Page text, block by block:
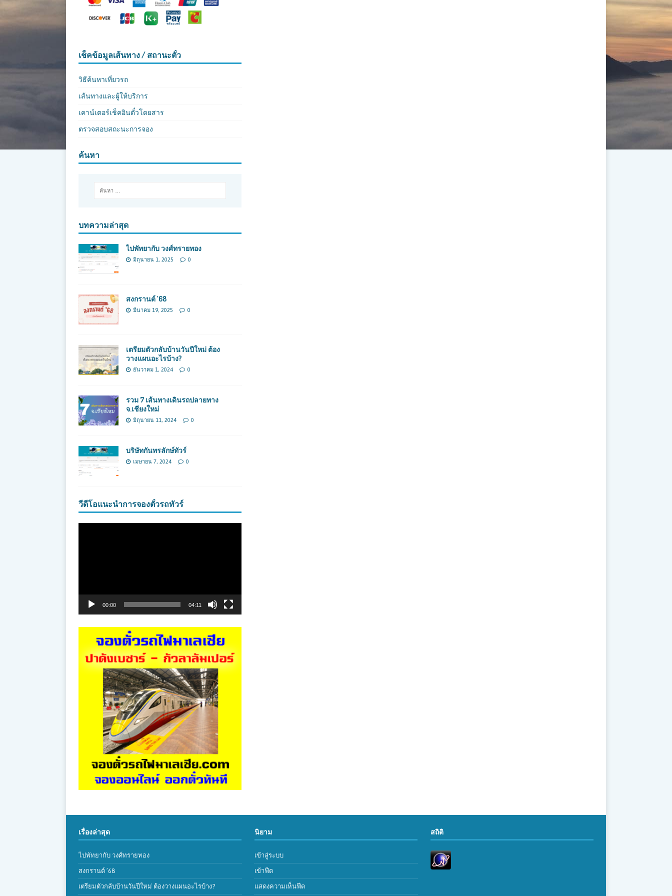
เช็คข้อมูลเส้นทาง / สถานะตั๋ว
วิธีค้นหาเที่ยวรถ
เส้นทางและผู้ให้บริการ
เคาน์เตอร์เช็คอินตั๋วโดยสาร
ตรวจสอบสถะนะการจอง
ค้นหา
บทความล่าสุด
ไปพัทยากับ วงศ์ทรายทอง
มิถุนายน 1, 2025 0
สงกรานต์ ’68
มีนาคม 19, 2025 0
เตรียมตัวกลับบ้านวันปีใหม่ ต้อง
วางแผนอะไรบ้าง?
ธันวาคม 1, 2024 0
รวม 7 เส้นทางเดินรถปลายทาง
จ.เชียงใหม่
มิถุนายน 11, 2024 0
บริษัทกันทรลักษ์ทัวร์
เมษายน 7, 2024 0
วีดีโอแนะนำการจองตั๋วรถทัวร์
00:00 04:11
เรื่องล่าสุด
ไปพัทยากับ วงศ์ทรายทอง
สงกรานต์ ’68
เตรียมตัวกลับบ้านวันปีใหม่ ต้องวางแผนอะไรบ้าง?
นิยาม
เข้าสู่ระบบ
เข้าฟีด
แสดงความเห็นฟีด
สถิติ